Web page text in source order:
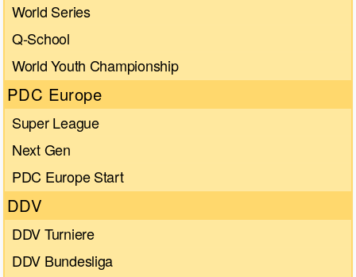
World Series
Q-School
World Youth Championship
PDC Europe
Super League
Next Gen
PDC Europe Start
DDV
DDV Turniere
DDV Bundesliga